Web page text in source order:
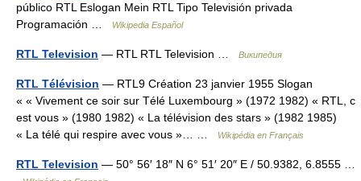
público RTL Eslogan Mein RTL Tipo Televisión privada
Programación …
Wikipedia Español
RTL Television — RTL RTL Television … Википедия
RTL Télévision — RTL9 Création 23 janvier 1955 Slogan
« « Vivement ce soir sur Télé Luxembourg » (1972 1982) « RTL, c
est vous » (1980 1982) « La télévision des stars » (1982 1985)
« La télé qui respire avec vous »… …
Wikipédia en Français
RTL Television — 50° 56′ 18″ N 6° 51′ 20″ E / 50.9382, 6.8555 …